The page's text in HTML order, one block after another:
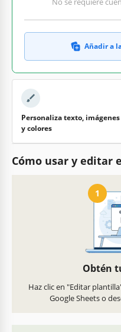
Añadir a
Personaliza texto, imágenes
y colores
Cómo usar y editar
1
Obtén
Haz clic en "Editar
Google Sheets o